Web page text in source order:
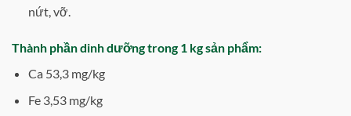
nứt, vỡ.
Thành phần dinh dưỡng trong 1 kg sản phẩm:
Ca 53,3 mg/kg
Fe 3,53 mg/kg